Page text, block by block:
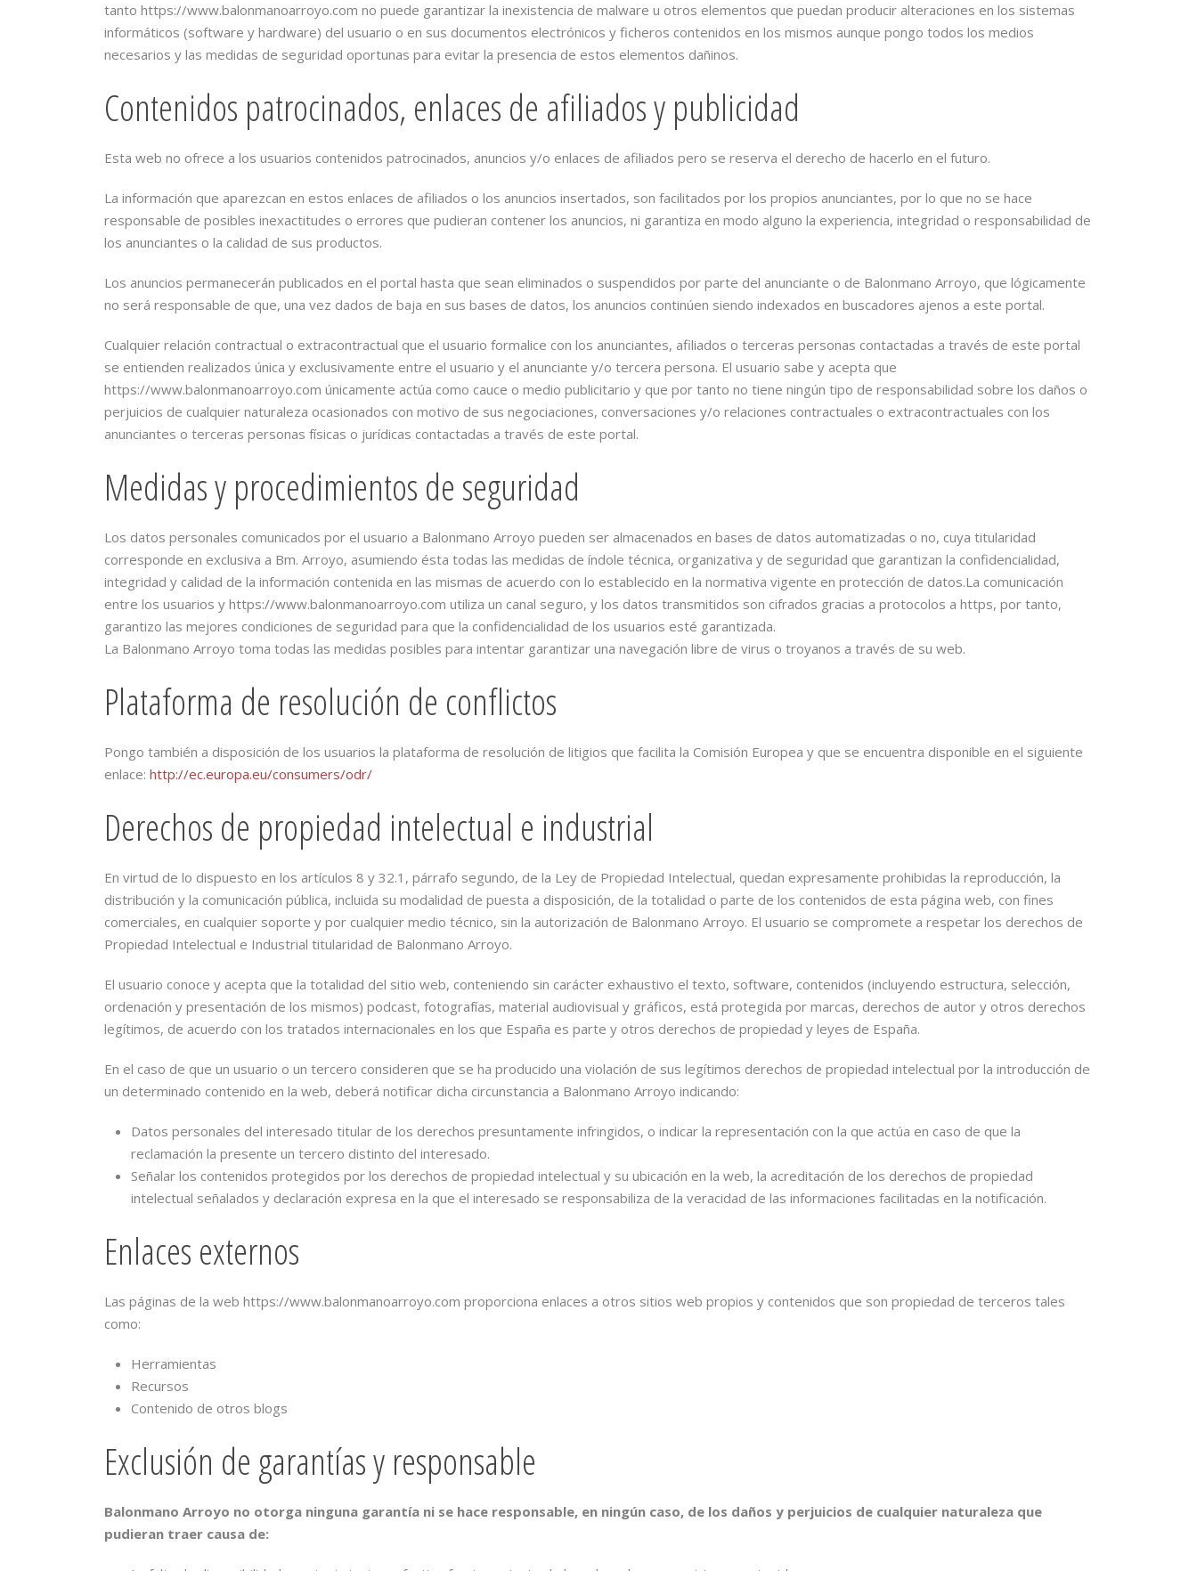
tanto https://www.balonmanoarroyo.com no puede garantizar la inexistencia de malware u otros elementos que puedan producir alteraciones en los sistemas
informáticos (software y hardware) del usuario o en sus documentos electrónicos y ficheros contenidos en los mismos aunque pongo todos los medios
necesarios y las medidas de seguridad oportunas para evitar la presencia de estos elementos dañinos.
Contenidos patrocinados, enlaces de afiliados y publicidad
Esta web no ofrece a los usuarios contenidos patrocinados, anuncios y/o enlaces de afiliados pero se reserva el derecho de hacerlo en el futuro.
La información que aparezcan en estos enlaces de afiliados o los anuncios insertados, son facilitados por los propios anunciantes, por lo que no se hace
responsable de posibles inexactitudes o errores que pudieran contener los anuncios, ni garantiza en modo alguno la experiencia, integridad o responsabilidad de
los anunciantes o la calidad de sus productos.
Los anuncios permanecerán publicados en el portal hasta que sean eliminados o suspendidos por parte del anunciante o de Balonmano Arroyo, que lógicamente
no será responsable de que, una vez dados de baja en sus bases de datos, los anuncios continúen siendo indexados en buscadores ajenos a este portal.
Cualquier relación contractual o extracontractual que el usuario formalice con los anunciantes, afiliados o terceras personas contactadas a través de este portal
se entienden realizados única y exclusivamente entre el usuario y el anunciante y/o tercera persona. El usuario sabe y acepta que
https://www.balonmanoarroyo.com únicamente actúa como cauce o medio publicitario y que por tanto no tiene ningún tipo de responsabilidad sobre los daños o
perjuicios de cualquier naturaleza ocasionados con motivo de sus negociaciones, conversaciones y/o relaciones contractuales o extracontractuales con los
anunciantes o terceras personas físicas o jurídicas contactadas a través de este portal.
Medidas y procedimientos de seguridad
Los datos personales comunicados por el usuario a Balonmano Arroyo pueden ser almacenados en bases de datos automatizadas o no, cuya titularidad
corresponde en exclusiva a Bm. Arroyo, asumiendo ésta todas las medidas de índole técnica, organizativa y de seguridad que garantizan la confidencialidad,
integridad y calidad de la información contenida en las mismas de acuerdo con lo establecido en la normativa vigente en protección de datos.La comunicación
entre los usuarios y https://www.balonmanoarroyo.com utiliza un canal seguro, y los datos transmitidos son cifrados gracias a protocolos a https, por tanto,
garantizo las mejores condiciones de seguridad para que la confidencialidad de los usuarios esté garantizada.
La Balonmano Arroyo toma todas las medidas posibles para intentar garantizar una navegación libre de virus o troyanos a través de su web.
Plataforma de resolución de conflictos
Pongo también a disposición de los usuarios la plataforma de resolución de litigios que facilita la Comisión Europea y que se encuentra disponible en el siguiente
enlace: http://ec.europa.eu/consumers/odr/
Derechos de propiedad intelectual e industrial
En virtud de lo dispuesto en los artículos 8 y 32.1, párrafo segundo, de la Ley de Propiedad Intelectual, quedan expresamente prohibidas la reproducción, la
distribución y la comunicación pública, incluida su modalidad de puesta a disposición, de la totalidad o parte de los contenidos de esta página web, con fines
comerciales, en cualquier soporte y por cualquier medio técnico, sin la autorización de Balonmano Arroyo. El usuario se compromete a respetar los derechos de
Propiedad Intelectual e Industrial titularidad de Balonmano Arroyo.
El usuario conoce y acepta que la totalidad del sitio web, conteniendo sin carácter exhaustivo el texto, software, contenidos (incluyendo estructura, selección,
ordenación y presentación de los mismos) podcast, fotografías, material audiovisual y gráficos, está protegida por marcas, derechos de autor y otros derechos
legítimos, de acuerdo con los tratados internacionales en los que España es parte y otros derechos de propiedad y leyes de España.
En el caso de que un usuario o un tercero consideren que se ha producido una violación de sus legítimos derechos de propiedad intelectual por la introducción de
un determinado contenido en la web, deberá notificar dicha circunstancia a Balonmano Arroyo indicando:
Datos personales del interesado titular de los derechos presuntamente infringidos, o indicar la representación con la que actúa en caso de que la
reclamación la presente un tercero distinto del interesado.
Señalar los contenidos protegidos por los derechos de propiedad intelectual y su ubicación en la web, la acreditación de los derechos de propiedad
intelectual señalados y declaración expresa en la que el interesado se responsabiliza de la veracidad de las informaciones facilitadas en la notificación.
Enlaces externos
Las páginas de la web https://www.balonmanoarroyo.com proporciona enlaces a otros sitios web propios y contenidos que son propiedad de terceros tales
como:
Herramientas
Recursos
Contenido de otros blogs
Exclusión de garantías y responsable
Balonmano Arroyo no otorga ninguna garantía ni se hace responsable, en ningún caso, de los daños y perjuicios de cualquier naturaleza que
pudieran traer causa de: